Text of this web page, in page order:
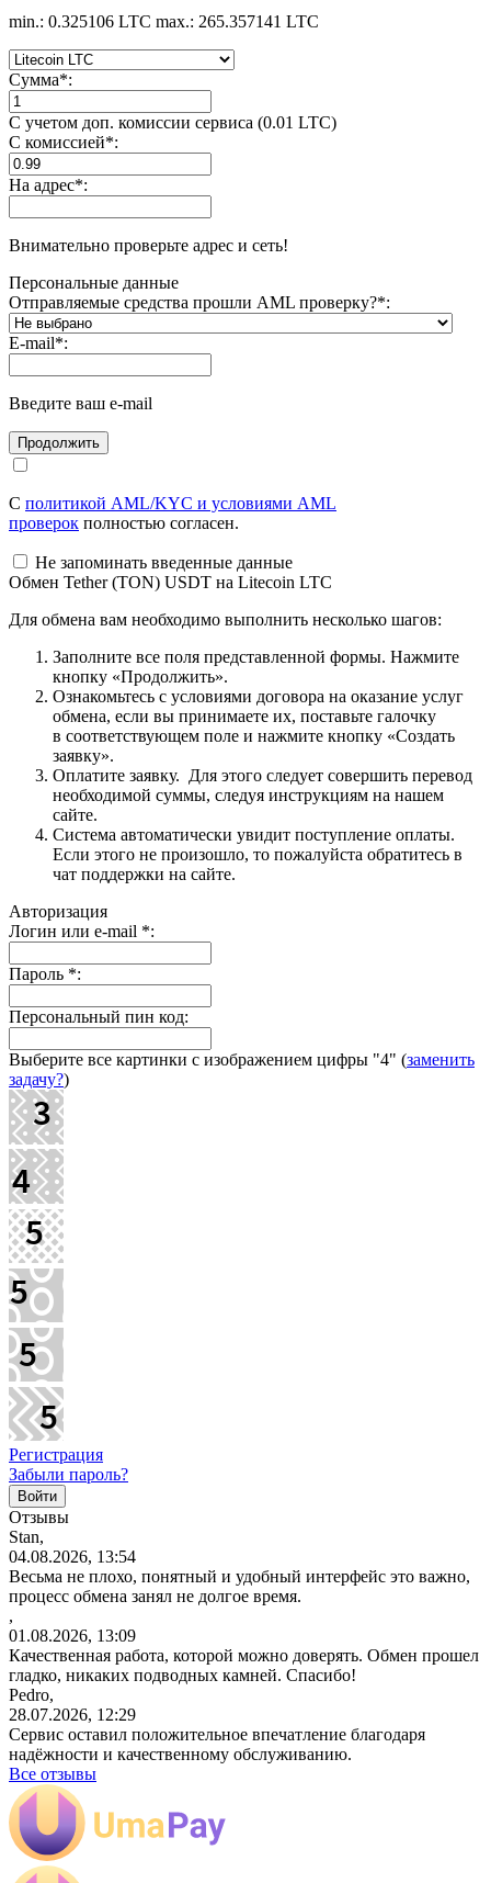
min.: 0.325106 LTC max.: 265.357141 LTC
Сумма*:
С учетом доп. комиссии сервиса (0.01 LTC)
С комиссией*:
На адрес*:
Внимательно проверьте адрес и сеть!
Персональные данные
Отправляемые средства прошли AML проверку?*:
E-mail*:
Введите ваш e-mail
С политикой AML/KYC и условиями AML
проверок полностью согласен.
Не запоминать введенные данные
Обмен Tether (TON) USDT на Litecoin LTC
Для обмена вам необходимо выполнить несколько шагов:
Заполните все поля представленной формы. Нажмите
кнопку «Продолжить».
Ознакомьтесь с условиями договора на оказание услуг
обмена, если вы принимаете их, поставьте галочку
в соответствующем поле и нажмите кнопку «Создать
заявку».
Оплатите заявку. Для этого следует совершить перевод
необходимой суммы, следуя инструкциям на нашем
сайте.
Система автоматически увидит поступление оплаты.
Если этого не произошло, то пожалуйста обратитесь в
чат поддержки на сайте.
Авторизация
Логин или e-mail *:
Пароль *:
Персональный пин код:
Выберите все картинки с изображением цифры "4" (заменить
задачу?)
Регистрация
Забыли пароль?
Отзывы
Stan,
04.08.2026, 13:54
Весьма не плохо, понятный и удобный интерфейс это важно,
процесс обмена занял не долгое время.
,
01.08.2026, 13:09
Качественная работа, которой можно доверять. Обмен прошел
гладко, никаких подводных камней. Спасибо!
Pedro,
28.07.2026, 12:29
Сервис оставил положительное впечатление благодаря
надёжности и качественному обслуживанию.
Все отзывы